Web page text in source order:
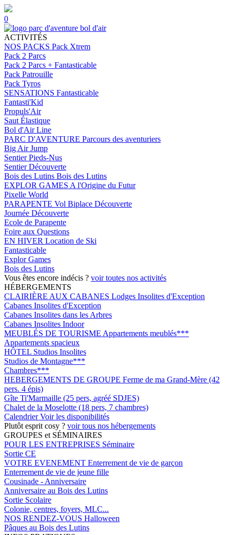
0
ACTIVITÉS
NOS PACKS Pack Xtrem
Pack 2 Parcs
Pack 2 Parcs + Fantasticable
Pack Patrouille
Pack Tyros
SENSATIONS Fantasticable
Fantasti'Kid
Propuls'Air
Saut Élastique
Bol d'Air Line
PARC D'AVENTURE Parcours des aventuriers
Big Air Jump
Sentier Pieds-Nus
Sentier Découverte
Bois des Lutins Bois des Lutins
EXPLOR GAMES A l'Origine du Futur
Pixelle World
PARAPENTE Vol Biplace Découverte
Journée Découverte
Ecole de Parapente
Foire aux Questions
EN HIVER Location de Ski
Fantasticable
Explor Games
Bois des Lutins
Vous êtes encore indécis ? voir toutes nos activités
HÉBERGEMENTS
CLAIRIÈRE AUX CABANES Lodges Insolites d'Exception
Cabanes Insolites d'Exception
Cabanes Insolites dans les Arbres
Cabanes Insolites Indoor
MEUBLÉS DE TOURISME Appartements meublés***
Appartements spacieux
HÔTEL Studios Insolites
Studios de Montagne***
Chambres***
HEBERGEMENTS DE GROUPE Ferme de ma Grand-Mère (42
pers. 4 épis)
Gîte Ti'Marmaille (25 pers, agréé SDJES)
Chalet de la Moselotte (18 pers, 7 chambres)
CalendrierVoir les disponibilités
Plutôt esprit cosy ? voir tous nos hébergements
GROUPES et SÉMINAIRES
POUR LES ENTREPRISES Séminaire
Sortie CE
VOTRE EVENEMENT Enterrement de vie de garçon
Enterrement de vie de jeune fille
Cousinade - Anniversaire
Anniversaire au Bois des Lutins
Sortie Scolaire
Colonie, centres, foyers, MLC...
NOS RENDEZ-VOUS Halloween
Pâques au Bois des Lutins